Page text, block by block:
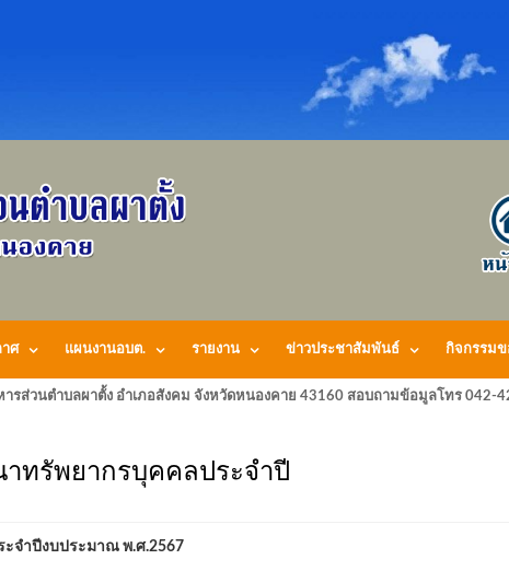
าศ แผนงานอบต. รายงาน ข่าวประชาสัมพันธ์ กิจกรรมข
ารส่วนตำบลผาตั้ง อำเภอสังคม จังหวัดหนองคาย 43160 สอบถามข้อมูลโทร 042-
ทรัพยากรบุคคลประจำปี
จำปีงบประมาณ พ.ศ.2567